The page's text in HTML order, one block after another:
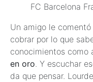
FC Barcelona
Un amigo le
cobrar por lo que
conocimientos como
en oro. Y escuchar
da que pensar.